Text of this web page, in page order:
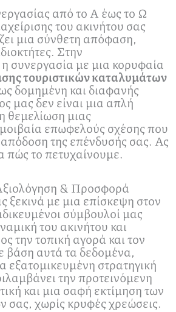
από το Α έως το Ω
του ακινήτου σας
μια σύνθετη απόφαση,
Στην
συνεργασία με μια κορυφαία
τουριστικών καταλυμάτων
δομημένη και διαφανής
μας δεν είναι μια απλή
θεμελίωση μιας
επωφελούς σχέσης που
απόδοση της επένδυσής σας. Ας
το πετυχαίνουμε.
& Προσφορά
ξεκινά με μια επίσκεψη στον
σύμβουλοί μας
του ακινήτου και
την τοπική αγορά και τον
αυτά τα δεδομένα,
εξατομικευμένη στρατηγική
την προτεινόμενη
και μια σαφή εκτίμηση των
σας, χωρίς κρυφές χρεώσεις.